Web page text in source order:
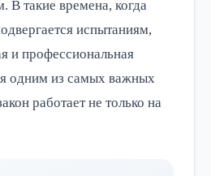
В такие времена, когда
испытаниям,
и профессиональная
одним из самых важных
работает не только на